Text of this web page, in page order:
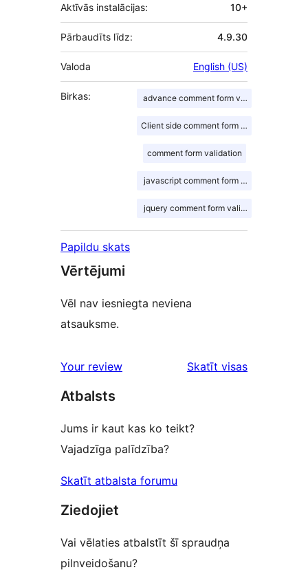
Aktīvās instalācijas: 10+
Pārbaudīts līdz: 4.9.30
Valoda English (US)
Birkas: advance comment form validation
Client side comment form validation
comment form validation
javascript comment form validation
jquery comment form validation
Papildu skats
Vērtējumi
Vēl nav iesniegta neviena
atsauksme.
Your review
Skatīt visas
Atbalsts
Jums ir kaut kas ko teikt?
Vajadzīga palīdzība?
Skatīt atbalsta forumu
Ziedojiet
Vai vēlaties atbalstīt šī spraudņa
pilnveidošanu?